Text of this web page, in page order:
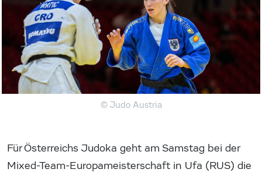
© Judo Austria
Für Österreichs Judoka geht am Samstag bei der
Mixed-Team-Europameisterschaft in Ufa (RUS) die